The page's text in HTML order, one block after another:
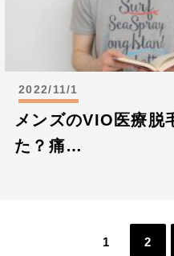
2022/11/1
メンズのVIO医療脱
た？痛…
1 2